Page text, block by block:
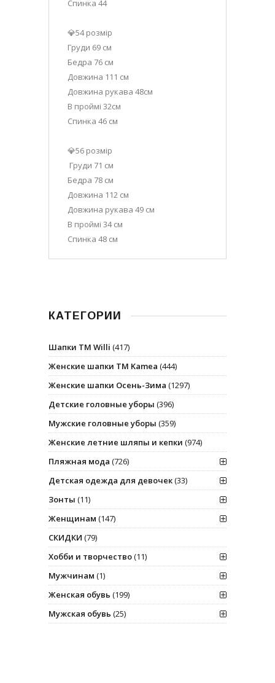
Спинка 44
💎54 розмір
Груди 69 см
Бедра 76 см
Довжина 111 см
Довжина рукава 48см
В проймі 32см
Спинка 46 см
💎56 розмір
Груди 71 см
Бедра 78 см
Довжина 112 см
Довжина рукава 49 см
В проймі 34 см
Спинка 48 см
КАТЕГОРИИ
Шапки ТМ Willi (417)
Женские шапки ТМ Kamea (444)
Женские шапки Осень-Зима (1297)
Детские головные уборы (396)
Мужские головные уборы (359)
Женские летние шляпы и кепки (974)
Пляжная мода (726)
Детская одежда для девочек(33)
Зонты (11)
Женщинам (147)
СКИДКИ (79)
Хобби и творчество(11)
Мужчинам (1)
Женская обувь (199)
Мужская обувь (25)